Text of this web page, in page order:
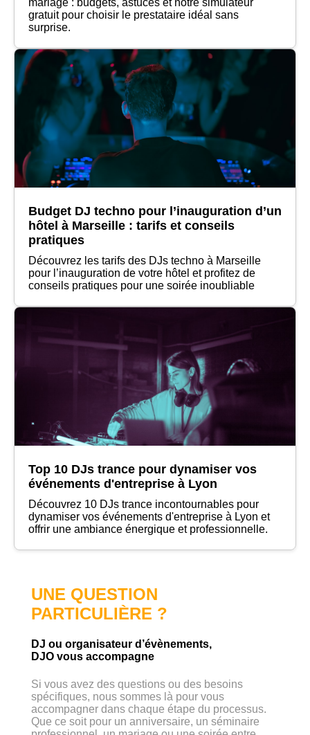
mariage : budgets, astuces et notre simulateur
gratuit pour choisir le prestataire idéal sans
surprise.
Budget DJ techno pour l’inauguration d’un
hôtel à Marseille : tarifs et conseils
pratiques
Découvrez les tarifs des DJs techno à Marseille
pour l’inauguration de votre hôtel et profitez de
conseils pratiques pour une soirée inoubliable
Top 10 DJs trance pour dynamiser vos
événements d'entreprise à Lyon
Découvrez 10 DJs trance incontournables pour
dynamiser vos événements d'entreprise à Lyon et
offrir une ambiance énergique et professionnelle.
UNE QUESTION
PARTICULIÈRE ?
DJ ou organisateur d’évènements,
DJO vous accompagne
Si vous avez des questions ou des besoins
spécifiques, nous sommes là pour vous
accompagner dans chaque étape du processus.
Que ce soit pour un anniversaire, un séminaire